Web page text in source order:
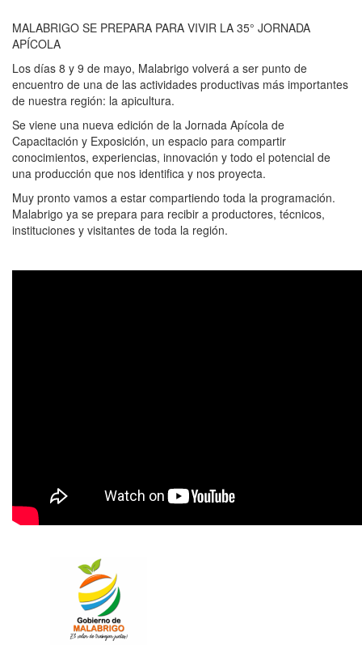
MALABRIGO SE PREPARA PARA VIVIR LA 35° JORNADA
APÍCOLA
Los días 8 y 9 de mayo, Malabrigo volverá a ser punto de
encuentro de una de las actividades productivas más importantes
de nuestra región: la apicultura.
Se viene una nueva edición de la Jornada Apícola de
Capacitación y Exposición, un espacio para compartir
conocimientos, experiencias, innovación y todo el potencial de
una producción que nos identifica y nos proyecta.
Muy pronto vamos a estar compartiendo toda la programación.
Malabrigo ya se prepara para recibir a productores, técnicos,
instituciones y visitantes de toda la región.